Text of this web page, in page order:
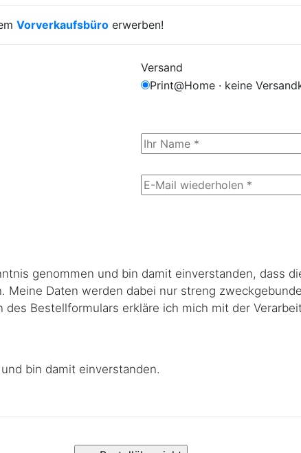
Vorverkaufsbüro erwerben!
Versand
Print@Home · keine
genommen und bin damit einverstanden, dass
Daten werden dabei nur streng
Bestellformulars erkläre ich mich mit der
bin damit einverstanden.